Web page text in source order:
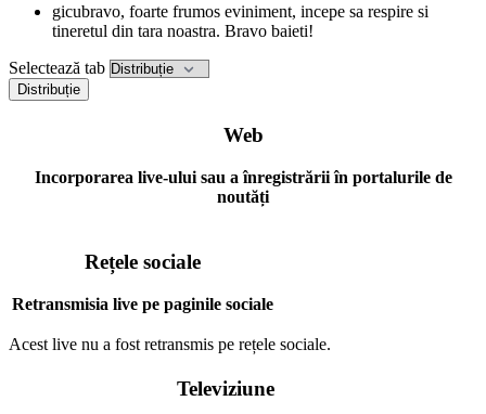
gicubravo, foarte frumos eviniment, incepe sa respire si
tineretul din tara noastra. Bravo baieti!
Selectează tab
Distribuție
Web
Incorporarea live-ului sau a înregistrării în portalurile de
noutăți
Rețele sociale
Retransmisia live pe paginile sociale
Acest live nu a fost retransmis pe rețele sociale.
Televiziune